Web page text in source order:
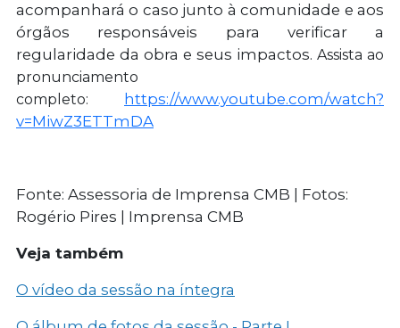
acompanhará o caso junto à comunidade e aos
órgãos responsáveis para verificar a
regularidade da obra e seus impactos. Assista ao
pronunciamento
completo:
https://www.youtube.com/watch?
v=MiwZ3ETTmDA
Fonte: Assessoria de Imprensa CMB | Fotos:
Rogério Pires | Imprensa CMB
Veja também
O vídeo da sessão na íntegra